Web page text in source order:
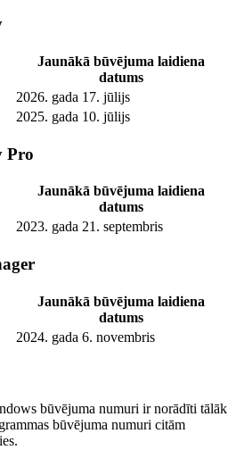
Jaunākā būvējuma laidiena
datums
2026. gada 17. jūlijs
2025. gada 10. jūlijs
Pro
Jaunākā būvējuma laidiena
datums
2023. gada 21. septembris
Jaunākā būvējuma laidiena
datums
2024. gada 6. novembris
būvējuma numuri ir norādīti tālāk
būvējuma numuri citām